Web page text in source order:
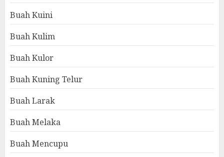
Buah Kuini
Buah Kulim
Buah Kulor
Buah Kuning Telur
Buah Larak
Buah Melaka
Buah Mencupu